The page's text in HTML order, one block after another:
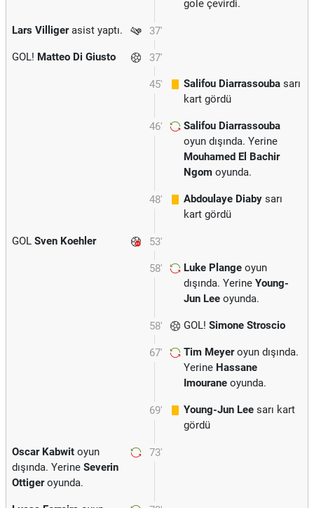
gole çevirdi.
37'
Lars Villigerasist yaptı.
37'
GOL! Matteo Di Giusto
45' Salifou Diarrassouba sarı
kart gördü
46'
Salifou Diarrassouba
oyun dışında. Yerine
Mouhamed El Bachir
Ngom oyunda.
48' Abdoulaye Diaby sarı
kart gördü
53'
GOL Sven Koehler
58' Luke Plange oyun
dışında. Yerine Young-
Jun Lee oyunda.
58' GOL! Simone Stroscio
67' Tim Meyeroyun dışında.
Yerine Hassane
Imourane oyunda.
69' Young-Jun Lee sarı kart
gördü
73'
Oscar Kabwit oyun
dışında. Yerine Severin
Ottigeroyunda.